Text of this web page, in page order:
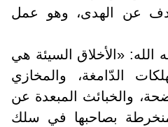
عن الهدى، وهو عمل
الله: «الأخلاق السيئة هي
الدّامغة، والمخازي
والخبائث المبعدة عن
بصاحبها في سلك